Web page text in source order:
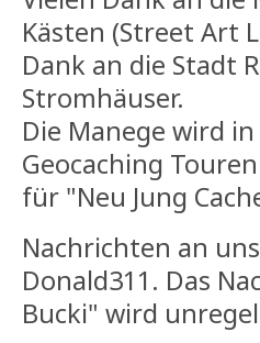
Kästen (Street Art
Dank an die Stadt
Stromhäuser.
Die Manege wird
Geocaching
für "Neu Jung
Nachrichten an
Donald311. Das
Bucki" wird